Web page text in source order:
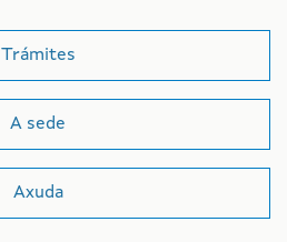
Trámites
A sede
Axuda